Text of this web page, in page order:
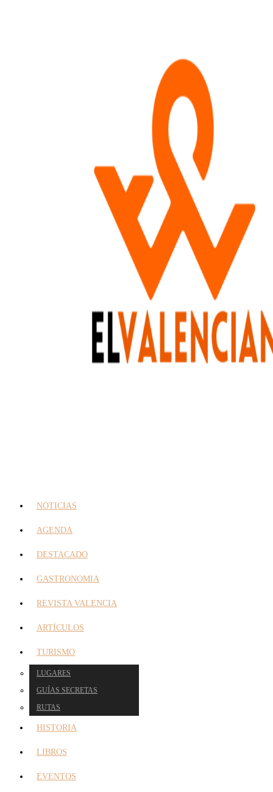
NOTICIAS
AGENDA
DESTACADO
GASTRONOMIA
REVISTA VALENCIA
ARTÍCULOS
TURISMO
LUGARES
GUÍAS SECRETAS
RUTAS
HISTORIA
LIBROS
EVENTOS